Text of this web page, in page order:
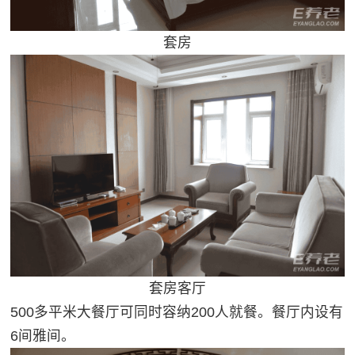
套房
套房客厅
500多平米大餐厅可同时容纳200人就餐。餐厅内设有
6间雅间。